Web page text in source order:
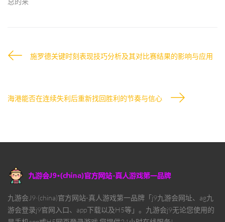
施罗德关键时刻表现技巧分析及其对比赛结果的影响与应用
海港能否在连续失利后重新找回胜利的节奏与信心
九游会J9·(china)官方网站-真人游戏第一品牌「j9九游会网址、ag九
游会登录j9官网入口、app下载以及H5等」。九游会j9无论您使用的